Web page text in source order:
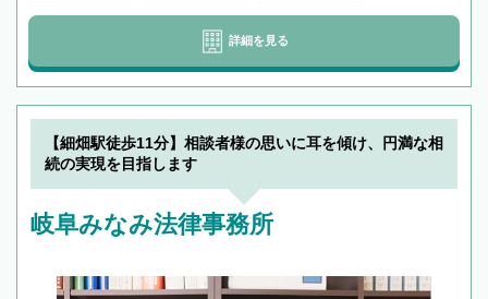
詳細を見る
【細畑駅徒歩11分】相談者様の思いに耳を傾け、円満な相
続の実現を目指します
岐阜みなみ法律事務所